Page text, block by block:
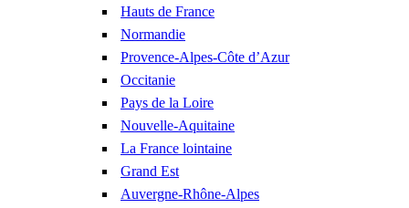
Hauts de France
Normandie
Provence-Alpes-Côte d’Azur
Occitanie
Pays de la Loire
Nouvelle-Aquitaine
La France lointaine
Grand Est
Auvergne-Rhône-Alpes